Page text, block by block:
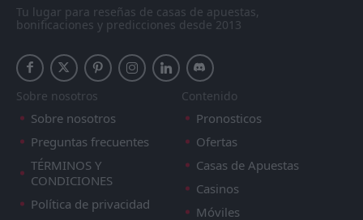
04 Jun
Yemen
14:30
18Nov
Bhutan
FT
14Oct
Brunei
FT
08:00
09 Oct
Brunei
FT
17:30
Yemen
Tu lugar para reseñas de casas de apuestas,
bonificaciones y predicciones desde 2013
Sobre nosotros
Sobre nosotros
Preguntas frecuentes
TÉRMINOS Y
CONDICIONES
Política de privacidad
Contenido
Pronosticos
Ofertas
Casas de Apuestas
Casinos
Móviles